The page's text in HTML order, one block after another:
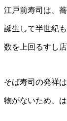
江戸前寿司は、
誕生して半世紀
数を上回るすし店
そば寿司の発祥
物がないため、